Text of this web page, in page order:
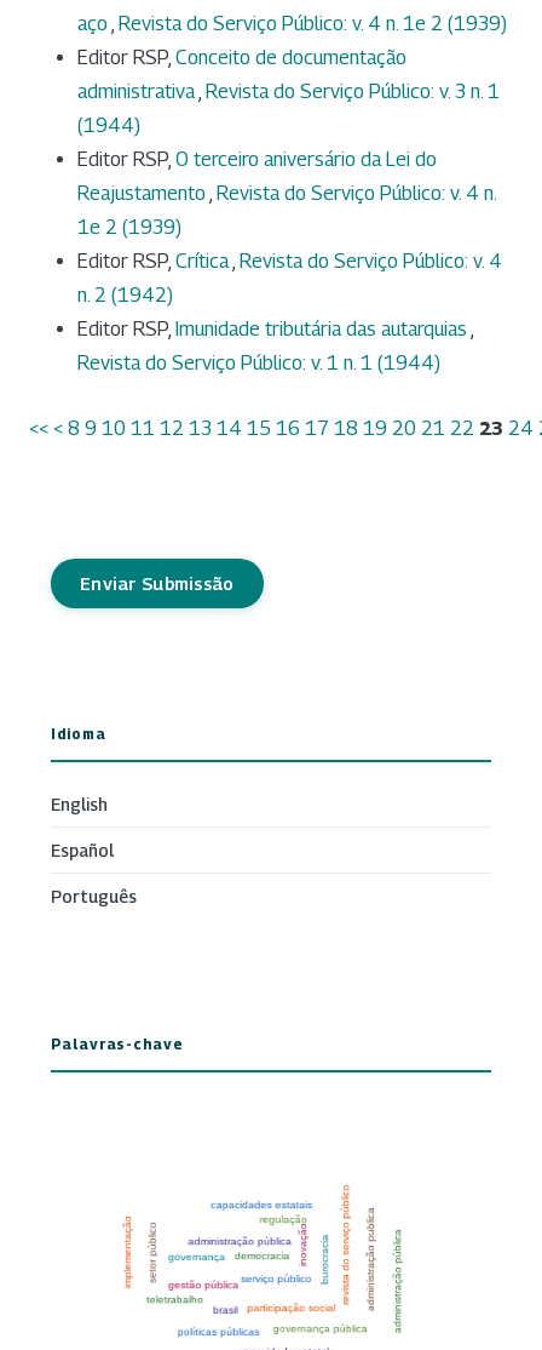
aço , Revista do Serviço Público: v. 4 n. 1e 2 (1939)
Editor RSP, Conceito de documentação
administrativa, Revista do Serviço Público: v. 3 n. 1
(1944)
Editor RSP, O terceiro aniversário da Lei do
Reajustamento , Revista do Serviço Público: v. 4 n.
1e 2 (1939)
Editor RSP, Crítica, Revista do Serviço Público: v. 4
n. 2 (1942)
Editor RSP, Imunidade tributária das autarquias ,
Revista do Serviço Público: v. 1 n. 1 (1944)
<< < 8 9 10 11 12 13 14 15 16 17 18 19 20 21 22 23 24
Enviar Submissão
Idioma
English
Español
Português
Palavras-chave